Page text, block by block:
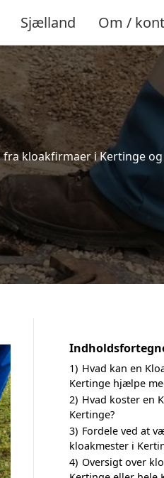
Sjælland Om /
kloakfirmaer i Kertinge
1) Hvad kan en
Kertinge hjælpe
2) Hvad koster en
Kertinge?
3) Fordele ved at
kloakmester i
4) Oversigt over